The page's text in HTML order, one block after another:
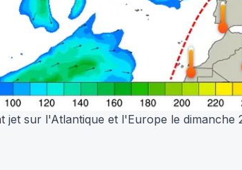
jet sur l'Atlantique et l'Europe le dimanche